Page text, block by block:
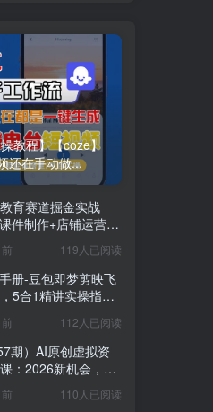
教程】【coze】
还在手动做...
育赛道掘金实战
件制作+店铺运营
记，打通知识变现全
119人已阅读
册-豆包即梦剪映飞
5合1精讲实操指
112人已阅读
期）AI原创虚拟资
：2026新机会，小
，月入5万+110人已阅读